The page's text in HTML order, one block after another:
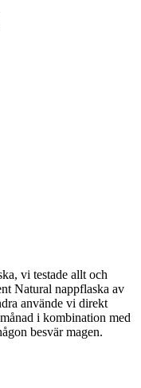
vi testade allt och
Natural nappflaska av
använde vi direkt
i kombination med
besvär magen.